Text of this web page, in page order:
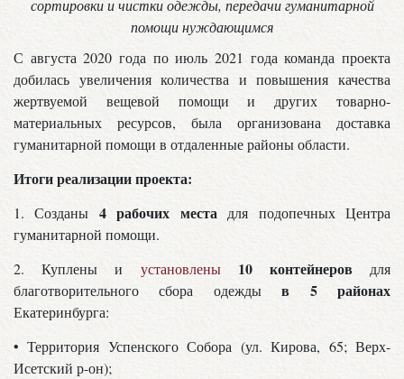
сортировки и чистки одежды, передачи гуманитарной
помощи нуждающимся
С августа 2020 года по июль 2021 года команда проекта
добилась увеличения количества и повышения качества
жертвуемой вещевой помощи и других товарно-
материальных ресурсов, была организована доставка
гуманитарной помощи в отдаленные районы области.
Итоги реализации проекта:
1. Созданы 4 рабочих местадля подопечных Центра
гуманитарной помощи.
2. Куплены и установлены 10 контейнеровдля
благотворительного сбора одеждыв 5 районах
Екатеринбурга:
• Территория Успенского Собора (ул. Кирова, 65; Верх-
Исетский р-он);